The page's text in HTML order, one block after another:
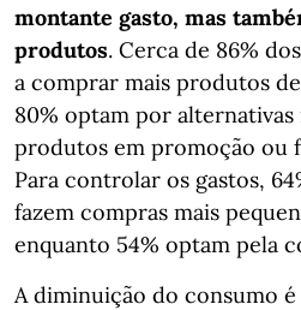
montante gasto, mas
produtos. Cerca de 86%
a comprar mais produtos
80% optam por alternativas
produtos em promoção ou
Para controlar os gastos,
fazem compras mais
enquanto 54% optam pela
A diminuição do consumo